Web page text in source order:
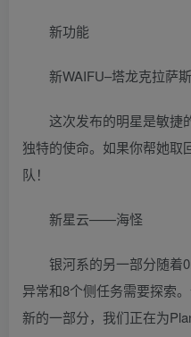
新功能
新WAIFU–塔龙克拉萨斯
这次发布的明星是敏捷
独特的使命。如果你帮她取
队！
新星云——海怪
银河系的另一部分随着
异常和8个侧任务需要探索
新的一部分，我们正在为